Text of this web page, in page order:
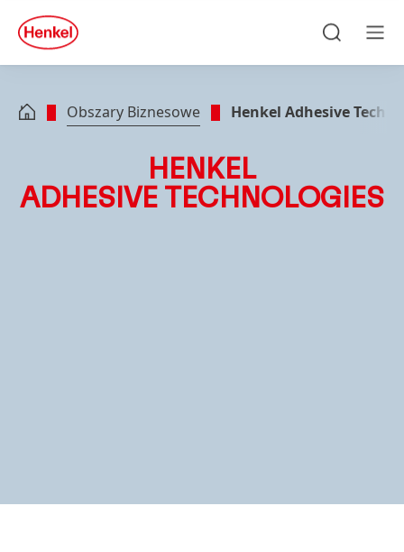
Skip to footer
quick
search
Obszary Biznesowe Henkel Adhesive
HENKEL
ADHESIVE TECHNOLOGIES